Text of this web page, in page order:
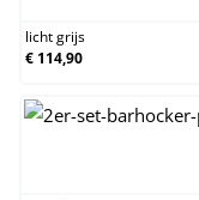
licht grijs
€ 114,90